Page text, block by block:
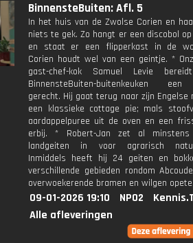
BinnensteBuiten: Afl. 5
In het huis van de Zwolse Corien en
niets te gek. Zo hangt er een discobol
en staat er een flipperkast in de
Corien houdt wel van een geintje. *
gast-chef-kok Samuel Levie
BinnensteBuiten-buitenkeuken
gerecht. Hij gaat terug naar zijn
een klassieke cottage pie; mals
aardappelpuree uit de oven en een
erbij. * Robert-Jan zet al
landgeiten in voor agrarisch
Inmiddels heeft hij 24 geiten en
verschillende gebieden rondom
overwoekerende bramen en wilgen
09-01-2026 19:10 NPO2
Alle afleveringen